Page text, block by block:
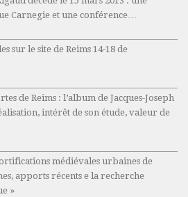
Carnegie et une conférence…
sur le site de Reims 14-18 de
de Reims : l’album de Jacques-Joseph
intérêt de son étude, valeur de
médiévales urbaines de
apports récents e la recherche
»